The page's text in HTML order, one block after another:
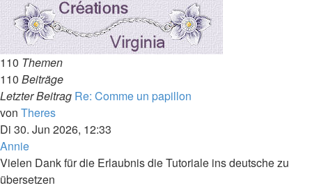
110 Themen
110 Beiträge
Letzter Beitrag Re: Comme un papillon
von TheresNeuester
Beitrag
Di 30. Jun 2026, 12:33
Annie
Vielen Dank für die Erlaubnis die Tutoriale ins deutsche zu
übersetzen